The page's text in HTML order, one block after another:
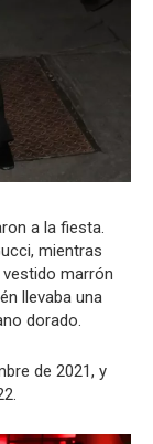
a la fiesta.
mientras
marrón
llevaba una
dorado.
de 2021, y